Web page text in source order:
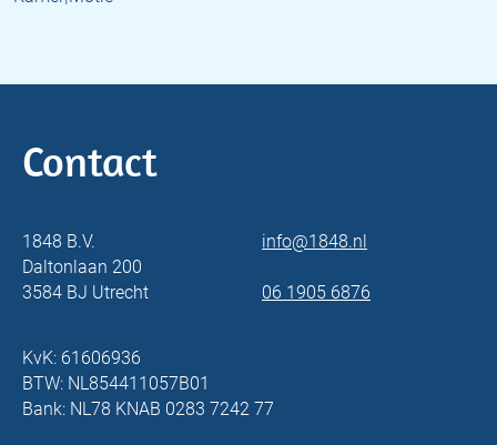
Contact
1848 B.V.
Daltonlaan 200
3584 BJ Utrecht
info@1848.nl
06 1905 6876
KvK: 61606936
BTW: NL854411057B01
Bank: NL78 KNAB 0283 7242 77